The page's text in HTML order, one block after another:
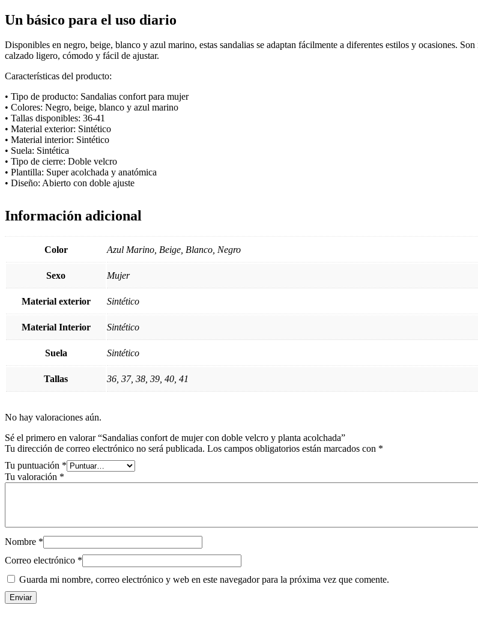
Un básico para el uso diario
Disponibles en negro, beige, blanco y azul marino, estas sandalias se adaptan fácilmente a diferentes estilos y ocasiones.
calzado ligero, cómodo y fácil de ajustar.
Características del producto:
• Tipo de producto: Sandalias confort para mujer
• Colores: Negro, beige, blanco y azul marino
• Tallas disponibles: 36-41
• Material exterior: Sintético
• Material interior: Sintético
• Suela: Sintética
• Tipo de cierre: Doble velcro
• Plantilla: Super acolchada y anatómica
• Diseño: Abierto con doble ajuste
Información adicional
Color Azul Marino, Beige, Blanco, Negro
Sexo Mujer
Material exterior Sintético
Material Interior Sintético
Suela Sintético
Tallas 36, 37, 38, 39, 40, 41
No hay valoraciones aún.
Sé el primero en valorar “Sandalias confort de mujer con doble velcro y planta acolchada”
Tu dirección de correo electrónico no será publicada. Los campos obligatorios están marcados con *
Tu puntuación *
Tu valoración *
Nombre *
Correo electrónico *
Guarda mi nombre, correo electrónico y web en este navegador para la próxima vez que comente.